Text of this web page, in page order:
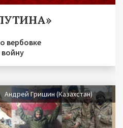
вербовке
Андрей Гришин (Казахстан)